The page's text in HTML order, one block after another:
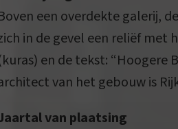
een overdekte galerij,
in de gevel een reliëf met
en de tekst: “Hoogere
van het gebouw is
van plaatsing